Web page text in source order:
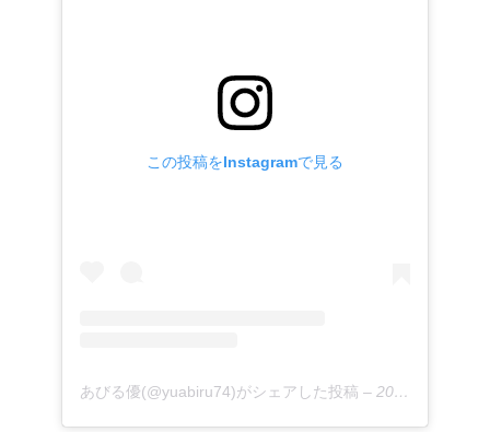
この投稿をInstagramで見る
あびる優(@yuabiru74)がシェアした投稿 – 2020年 4月月20日午前1時46分PDT